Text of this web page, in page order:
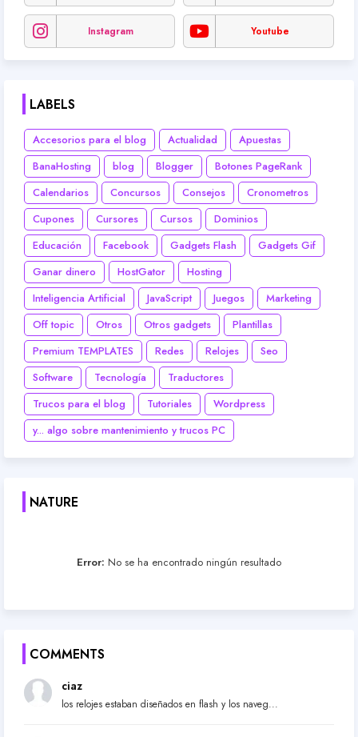
Instagram Youtube
LABELS
Accesorios para el blog Actualidad
Apuestas
BanaHosting
blog Blogger
Botones PageRank
Calendarios
Concursos Consejos
Cronometros
Cupones
Cursores Cursos
Dominios
Educación
Facebook Gadgets Flash
Gadgets Gif
Ganar dinero
HostGator
Hosting
Inteligencia Artificial
JavaScript Juegos
Marketing
Off topic
Otros Otros gadgets
Plantillas
Premium TEMPLATES
Redes Relojes
Seo
Software
Tecnología
Traductores
Trucos para el blog
Tutoriales
Wordpress
y... algo sobre mantenimiento y trucos PC
NATURE
Error: No se ha encontrado ningún resultado
COMMENTS
ciaz
los relojes estaban diseñados en flash y los naveg...